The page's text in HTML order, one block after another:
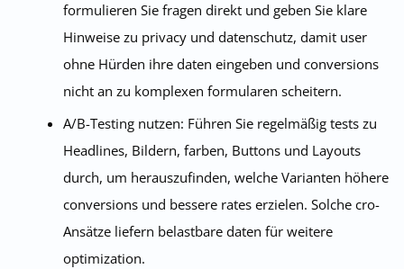
formulieren Sie fragen direkt und geben Sie klare
Hinweise zu privacy und datenschutz, damit user
ohne Hürden ihre daten eingeben und conversions
nicht an zu komplexen formularen scheitern.
A/B-Testing nutzen: Führen Sie regelmäßig tests zu
Headlines, Bildern, farben, Buttons und Layouts
durch, um herauszufinden, welche Varianten höhere
conversions und bessere rates erzielen. Solche cro-
Ansätze liefern belastbare daten für weitere
optimization.